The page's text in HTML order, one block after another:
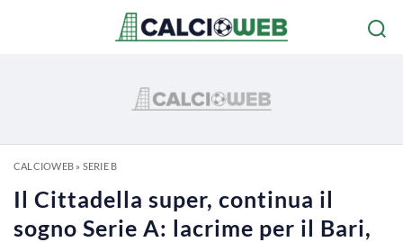
CALCIOWEB» SERIE B
Il Cittadella super, continua il
sogno Serie A: lacrime per il Bari,